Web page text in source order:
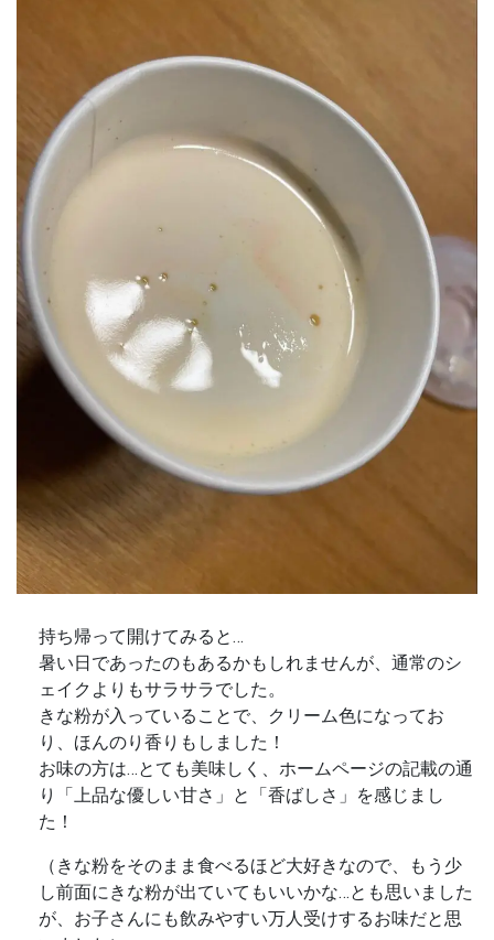
持ち帰って開けてみると…
暑い日であったのもあるかもしれませんが、通常のシ
ェイクよりもサラサラでした。
きな粉が入っていることで、クリーム色になってお
り、ほんのり香りもしました！
お味の方は…とても美味しく、ホームページの記載の通
り「上品な優しい甘さ」と「香ばしさ」を感じまし
た！
（きな粉をそのまま食べるほど大好きなので、もう少
し前面にきな粉が出ていてもいいかな…とも思いました
が、お子さんにも飲みやすい万人受けするお味だと思